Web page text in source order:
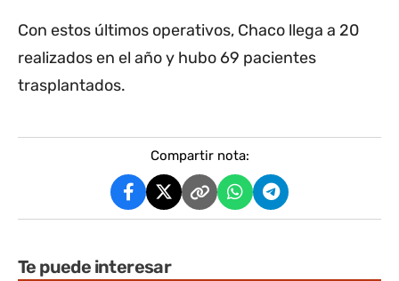
Con estos últimos operativos, Chaco llega a 20
realizados en el año y hubo 69 pacientes
trasplantados.
Compartir nota:
Te puede interesar